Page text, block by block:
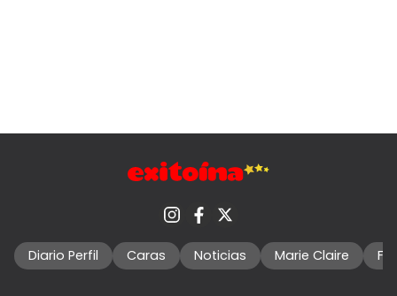
Diario Perfil Caras Noticias Marie Claire